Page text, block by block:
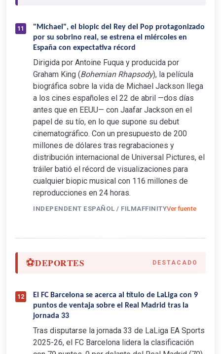
11
"Michael", el biopic del Rey del Pop protagonizado
por su sobrino real, se estrena el miércoles en
España con expectativa récord
Dirigida por Antoine Fuqua y producida por
Graham King (Bohemian Rhapsody), la película
biográfica sobre la vida de Michael Jackson llega
a los cines españoles el 22 de abril —dos días
antes que en EEUU— con Jaafar Jackson en el
papel de su tío, en lo que supone su debut
cinematográfico. Con un presupuesto de 200
millones de dólares tras regrabaciones y
distribución internacional de Universal Pictures, el
tráiler batió el récord de visualizaciones para
cualquier biopic musical con 116 millones de
reproducciones en 24 horas.
INDEPENDENT ESPAÑOL / FILMAFFINITYVer fuente
⚽DEPORTES DESTACADO
12
El FC Barcelona se acerca al título de LaLiga con 9
puntos de ventaja sobre el Real Madrid tras la
jornada 33
Tras disputarse la jornada 33 de LaLiga EA Sports
2025-26, el FC Barcelona lidera la clasificación